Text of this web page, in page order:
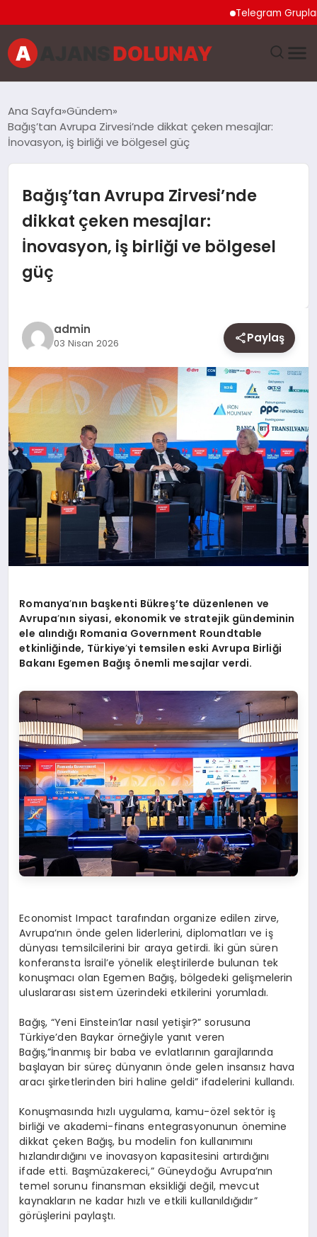
Telegram Grupları
EĞITIM
GENEL
GÜNCEL
MAGAZIN
SAĞLIK
SPOR
Ana Sayfa Gündem
Bağış’tan Avrupa Zirvesi’nde dikkat çeken mesajlar:
İnovasyon, iş birliği ve bölgesel güç
Bağış’tan Avrupa Zirvesi’nde
dikkat çeken mesajlar:
İnovasyon, iş birliği ve bölgesel
güç
admin
03 Nisan 2026 Paylaş
Romanya’nın başkenti Bükreş’te düzenlenen ve
Avrupa’nın siyasi, ekonomik ve stratejik gündeminin
ele alındığı Romania Government Roundtable
etkinliğinde, Türkiye’yi temsilen eski Avrupa Birliği
Bakanı Egemen Bağış önemli mesajlar verdi.
Economist Impact tarafından organize edilen zirve,
Avrupa’nın önde gelen liderlerini, diplomatları ve iş
dünyası temsilcilerini bir araya getirdi. İki gün süren
konferansta İsrail’e yönelik eleştirilerde bulunan tek
konuşmacı olan Egemen Bağış, bölgedeki gelişmelerin
uluslararası sistem üzerindeki etkilerini yorumladı.
Bağış, “Yeni Einstein’lar nasıl yetişir?” sorusuna
Türkiye’den Baykar örneğiyle yanıt veren
Bağış,”İnanmış bir baba ve evlatlarının garajlarında
başlayan bir süreç dünyanın önde gelen insansız hava
aracı şirketlerinden biri haline geldi” ifadelerini kullandı.
Konuşmasında hızlı uygulama, kamu-özel sektör iş
birliği ve akademi-finans entegrasyonunun önemine
dikkat çeken Bağış, bu modelin fon kullanımını
hızlandırdığını ve inovasyon kapasitesini artırdığını
ifade etti. Başmüzakereci,” Güneydoğu Avrupa’nın
temel sorunu finansman eksikliği değil, mevcut
kaynakların ne kadar hızlı ve etkili kullanıldığıdır”
görüşlerini paylaştı.